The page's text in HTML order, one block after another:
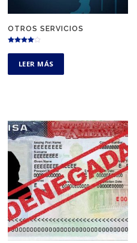
OTROS SERVICIOS
en
de 5LEER MÁS